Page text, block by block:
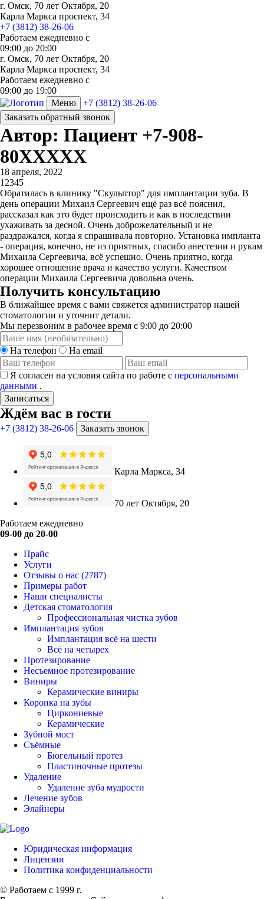
г. Омск, 70 лет Октября, 20
Карла Маркса проспект, 34
+7 (3812) 38-26-06
Работаем ежедневно с
09:00 до 20:00
г. Омск, 70 лет Октября, 20
Карла Маркса проспект, 34
Работаем ежедневно с
09:00 до 19:00
Меню
+7 (3812) 38-26-06
Заказать обратный звонок
Автор: Пациент +7-908-
80XXXXX
18 апреля, 2022
1 2345
Обратилась в клинику "Скульптор" для имплантации зуба. В
день операции Михаил Сергеевич ещё раз всё пояснил,
рассказал как это будет происходить и как в последствии
ухаживать за десной. Очень доброжелательный и не
раздражался, когда я спрашивала повторно. Установка импланта
- операция, конечно, не из приятных, спасибо анестезии и рукам
Михаила Сергеевича, всё успешно. Очень приятно, когда
хорошее отношение врача и качество услуги. Качеством
операции Михаила Сергеевича довольна очень.
Получить консультацию
В ближайшее время с вами свяжется администратор нашей
стоматологии и уточнит детали.
Мы перезвоним в рабочее время с 9:00 до 20:00
На телефон На email
Я согласен на условия сайта по работе с персональными
данными .
Записаться
Ждём вас в гости
+7 (3812) 38-26-06 Заказать звонок
Карла Маркса, 34
70 лет Октября, 20
Работаем ежедневно
09-00 до 20-00
Прайс
Услуги
Отзывы о нас (2787)
Примеры работ
Наши специалисты
Детская стоматология
Профессиональная чистка зубов
Имплантация зубов
Имплантация всё на шести
Всё на четырех
Протезирование
Несъемное протезирование
Виниры
Керамические виниры
Коронка на зубы
Циркониевые
Керамические
Зубной мост
Съёмные
Бюгельный протез
Пластиночные протезы
Удаление
Удаление зуба мудрости
Лечение зубов
Элайнеры
Юридическая информация
Лицензии
Политика конфиденциальности
© Работаем с 1999 г.